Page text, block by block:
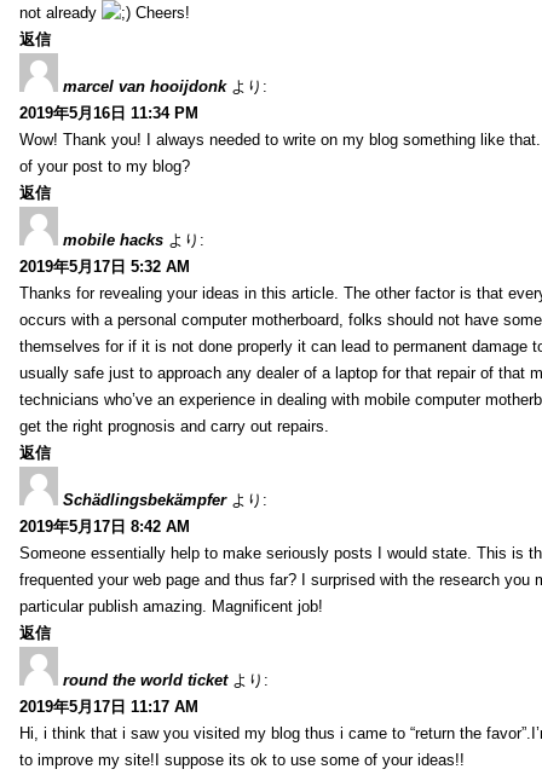
not already
Cheers!
返信
marcel van hooijdonk より:
2019年5月16日 11:34 PM
Wow! Thank you! I always needed to write on my blog something like
of your post to my blog?
返信
mobile hacks より:
2019年5月17日 5:32 AM
Thanks for revealing your ideas in this article. The other factor is that
occurs with a personal computer motherboard, folks should not have
themselves for if it is not done properly it can lead to permanent damage
usually safe just to approach any dealer of a laptop for that repair of that
technicians who’ve an experience in dealing with mobile computer
get the right prognosis and carry out repairs.
返信
Schädlingsbekämpfer より:
2019年5月17日 8:42 AM
Someone essentially help to make seriously posts I would state. This is
frequented your web page and thus far? I surprised with the research you
particular publish amazing. Magnificent job!
返信
round the world ticket より:
2019年5月17日 11:17 AM
Hi, i think that i saw you visited my blog thus i came to “return the
to improve my site!I suppose its ok to use some of your ideas!!